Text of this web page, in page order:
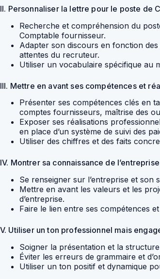
II. Personnaliser la lettre pour le poste de
Recherche et compréhension du
Comptable fournisseur.
Adapter son discours en fonction
attentes du recruteur.
Utiliser un vocabulaire spécifique au
III. Mettre en avant ses compétences et
Présenter ses compétences clés en
comptes fournisseurs, maîtrise des
Exposer ses réalisations
en place d’un système de suivi des
Utiliser des chiffres et des faits
IV. Montrer sa connaissance de
Se renseigner sur l’entreprise et son
Mettre en avant les valeurs et les
d’entreprise.
Faire le lien entre ses compétences
V. Utiliser un ton professionnel mais
Soigner la présentation et la
Éviter les erreurs de grammaire et
Utiliser un ton positif et dynamique